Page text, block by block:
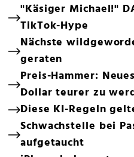
"Käsiger Michael!"
TikTok-Hype
Nächste
geraten
Preis-Hammer:
Dollar teurer zu
Diese KI-Regeln
Schwachstelle bei
aufgetaucht